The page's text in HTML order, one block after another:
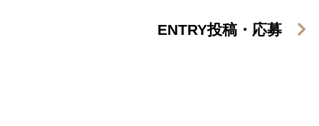
ENTRY投稿・応募